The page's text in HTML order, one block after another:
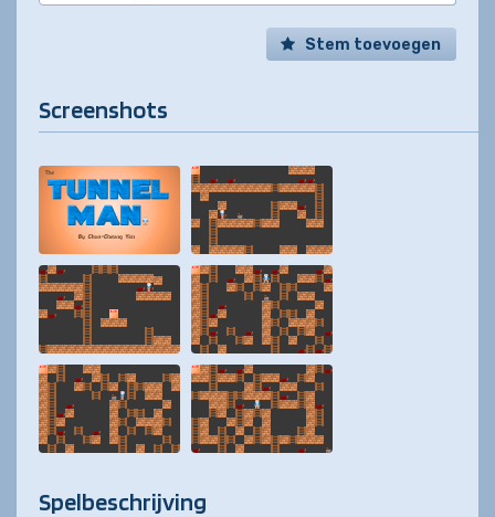
Stem toevoegen
Screenshots
Spelbeschrijving